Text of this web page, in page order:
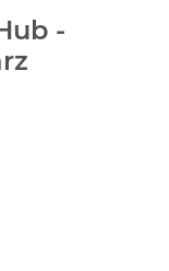
-